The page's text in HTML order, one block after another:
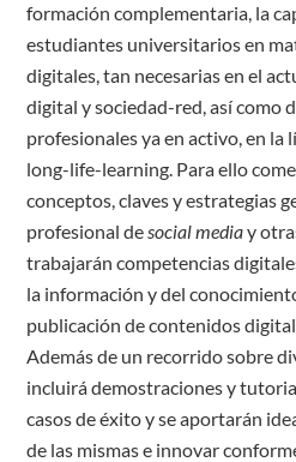
formación complementaria, la
estudiantes universitarios en
digitales, tan necesarias en el
digital y sociedad-red, así como
profesionales ya en activo, en la
long-life-learning. Para ello
conceptos, claves y estrategias
profesional desocial mediay
trabajarán competencias
la información y del
publicación de contenidos
Además de un recorrido sobre
incluirá demostraciones y
casos de éxito y se aportarán
de las mismas e innovar